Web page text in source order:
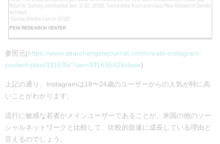
参照元(https://www.searchenginejournal.com/create-instagram-
content-plan/331635/?ver=331635X2#close)
上記の通り、Instagramは18〜24歳のユーザーからの人気が特に高
いことがわかります。
流行に敏感な若者がメインユーザーであることが、米国の他のソー
シャルネットワークと比較して、比較的急速に成長している理由と
言えるのでしょう。